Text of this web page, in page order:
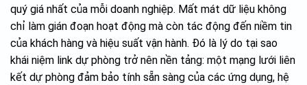
quý giá nhất của mỗi doanh nghiệp. Mất mát dữ liệu không
chỉ làm gián đoạn hoạt động mà còn tác động đến niềm tin
của khách hàng và hiệu suất vận hành. Đó là lý do tại sao
khái niệm link dự phòng trở nên nền tảng: một mạng lưới liên
kết dự phòng đảm bảo tính sẵn sàng của các ứng dụng, hệ